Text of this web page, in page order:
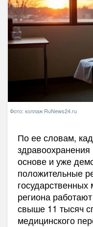
Фото: коллаж RuNews24.ru
По ее словам,
основе и уже
положительные
региона
свыше 11 тысяч
медицинского